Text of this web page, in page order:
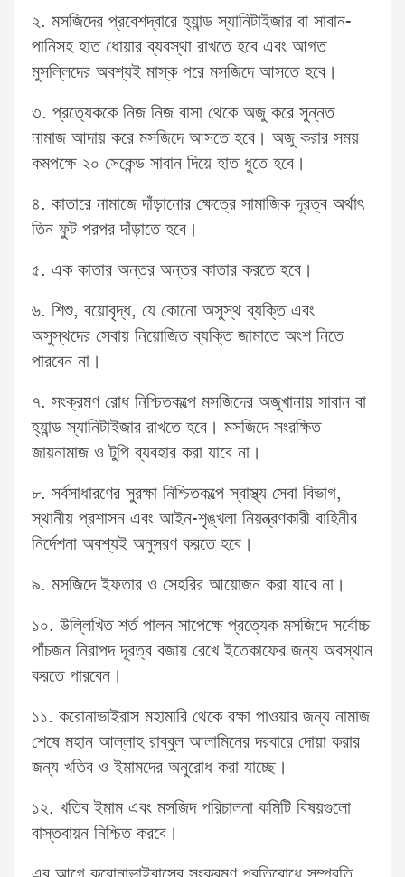
২. মসজিদের প্রবেশদ্বারে হ্যান্ড স্যানিটাইজার বা সাবান-
পানিসহ হাত ধোয়ার ব্যবস্থা রাখতে হবে এবং আগত
মুসল্লিদের অবশ্যই মাস্ক পরে মসজিদে আসতে হবে।
৩. প্রত্যেককে নিজ নিজ বাসা থেকে অজু করে সুন্নত
নামাজ আদায় করে মসজিদে আসতে হবে। অজু করার সময়
কমপক্ষে ২০ সেকেন্ড সাবান দিয়ে হাত ধুতে হবে।
৪. কাতারে নামাজে দাঁড়ানোর ক্ষেত্রে সামাজিক দূরত্ব অর্থাৎ
তিন ফুট পরপর দাঁড়াতে হবে।
৫. এক কাতার অন্তর অন্তর কাতার করতে হবে।
৬. শিশু, বয়োবৃদ্ধ, যে কোনো অসুস্থ ব্যক্তি এবং
অসুস্থদের সেবায় নিয়োজিত ব্যক্তি জামাতে অংশ নিতে
পারবেন না।
৭. সংক্রমণ রোধ নিশ্চিতকল্পে মসজিদের অজুখানায় সাবান বা
হ্যান্ড স্যানিটাইজার রাখতে হবে। মসজিদে সংরক্ষিত
জায়নামাজ ও টুপি ব্যবহার করা যাবে না।
৮. সর্বসাধারণের সুরক্ষা নিশ্চিতকল্পে স্বাস্থ্য সেবা বিভাগ,
স্থানীয় প্রশাসন এবং আইন-শৃঙ্খলা নিয়ন্ত্রণকারী বাহিনীর
নির্দেশনা অবশ্যই অনুসরণ করতে হবে।
৯. মসজিদে ইফতার ও সেহরির আয়োজন করা যাবে না।
১০. উল্লিখিত শর্ত পালন সাপেক্ষে প্রত্যেক মসজিদে সর্বোচ্চ
পাঁচজন নিরাপদ দূরত্ব বজায় রেখে ইতেকাফের জন্য অবস্থান
করতে পারবেন।
১১. করোনাভাইরাস মহামারি থেকে রক্ষা পাওয়ার জন্য নামাজ
শেষে মহান আল্লাহ রাব্বুল আলামিনের দরবারে দোয়া করার
জন্য খতিব ও ইমামদের অনুরোধ করা যাচ্ছে।
১২. খতিব ইমাম এবং মসজিদ পরিচালনা কমিটি বিষয়গুলো
বাস্তবায়ন নিশ্চিত করবে।